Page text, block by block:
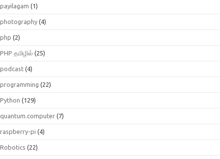
payilagam (1)
photography (4)
php (2)
PHP தமிழில் (25)
podcast (4)
programming (22)
Python (129)
quantum.computer (7)
raspberry-pi (4)
Robotics (22)